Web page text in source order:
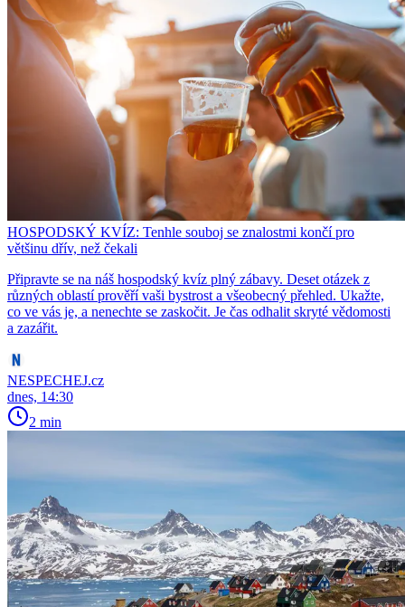
HOSPODSKÝ KVÍZ: Tenhle souboj se znalostmi končí pro
většinu dřív, než čekali
Připravte se na náš hospodský kvíz plný zábavy. Deset otázek z
různých oblastí prověří vaši bystrost a všeobecný přehled. Ukažte,
co ve vás je, a nenechte se zaskočit. Je čas odhalit skryté vědomosti
a zazářit.
NESPECHEJ.cz
dnes, 14:30
2 min